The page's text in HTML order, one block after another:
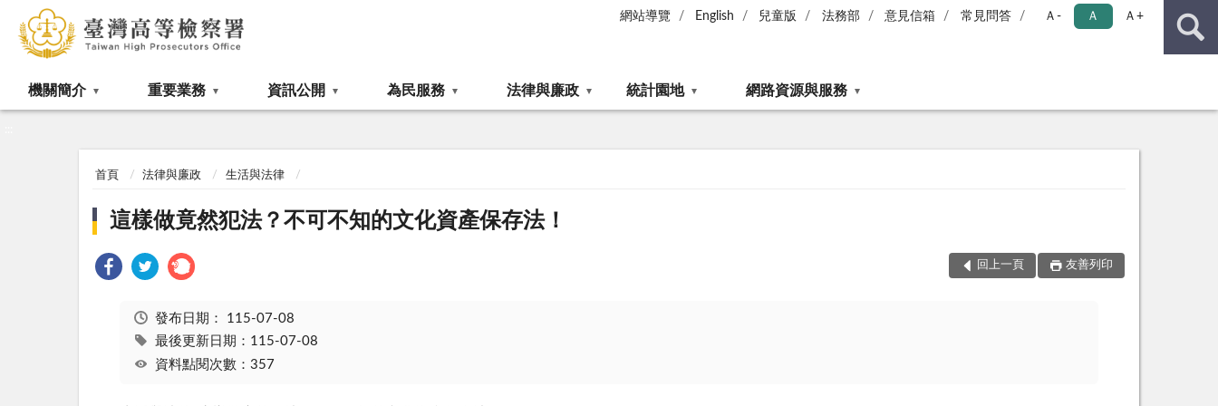
網站導覽 English 兒童版 法務部 意見信箱 常見問答 Ａ- Ａ Ａ+
機關簡介 重要業務 資訊公開 為民服務 法律與廉政 統計園地 網路資源與服務
首頁 法律與廉政 生活與法律
這樣做竟然犯法？不可不知的文化資產保存法！
回上一頁 友善列印
發布日期： 115-07-08
最後更新日期：115-07-08
資料點閱次數：357